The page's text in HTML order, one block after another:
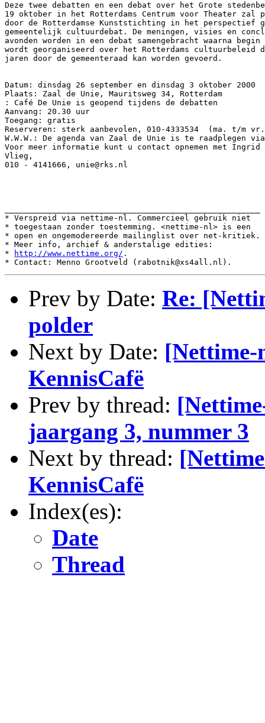
Deze twee debatten en een debat over het Grote
19 oktober in het Rotterdams Centrum voor Theater zal
door de Rotterdamse Kunststichting in het perspectief
gemeentelijk cultuurdebat. De meningen, visies en
avonden worden in een debat samengebracht waarna
wordt georganiseerd over het Rotterdams cultuurbeleid
jaren door de gemeenteraad kan worden gevoerd.
Datum: dinsdag 26 september en dinsdag 3 oktober 2000
Plaats: Zaal de Unie, Mauritsweg 34, Rotterdam
: Café De Unie is geopend tijdens de debatten
Aanvang: 20.30 uur
Toegang: gratis
Reserveren: sterk aanbevolen, 010-4333534  (ma. t/m
W.W.W.: De agenda van Zaal de Unie is te raadplegen
Voor meer informatie kunt u contact opnemen met Ingrid
Vlieg,
010 - 4141666, unie@rks.nl
* Verspreid via nettime-nl. Commercieel gebruik niet
* toegestaan zonder toestemming. <nettime-nl> is een
* open en ongemodereerde mailinglist over net-kritiek.
* Meer info, archief & anderstalige edities:
*
http://www.nettime.org/ .
Prev by Date: Re:
polder
Next by Date:
KennisCafë
Prev by thread:
jaargang 3, nummer 3
Next by thread:
KennisCafë
Index(es):
Date
Thread